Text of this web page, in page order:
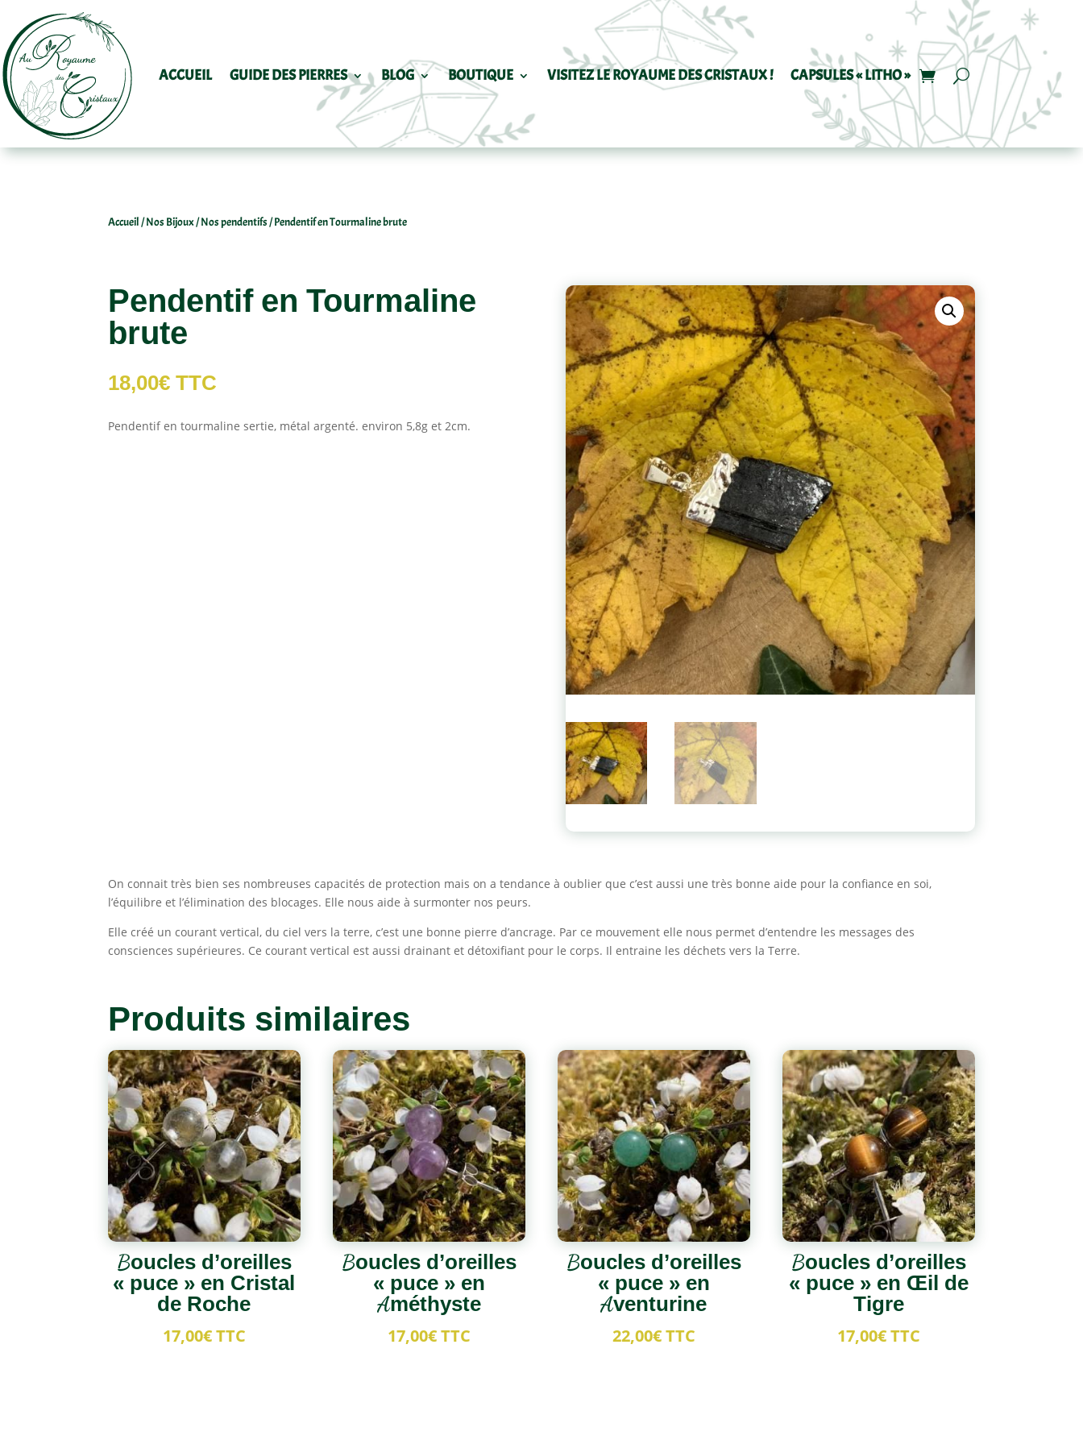
ACCUEIL GUIDE DES PIERRES BLOG BOUTIQUE VISITEZ LE ROYAUME DES CRISTAUX ! CAPSULES « LITHO »
Accueil/Nos Bijoux/Nos pendentifs/ Pendentif en Tourmaline brute
Pendentif en Tourmaline
brute
18,00€ TTC
Pendentif en tourmaline sertie, métal argenté. environ 5,8g et 2cm.
On connait très bien ses nombreuses capacités de protection mais on a tendance à oublier que c’est aussi une très bonne aide pour la confiance en soi,
l’équilibre et l’élimination des blocages. Elle nous aide à surmonter nos peurs.
Elle créé un courant vertical, du ciel vers la terre, c’est une bonne pierre d’ancrage. Par ce mouvement elle nous permet d’entendre les messages des
consciences supérieures. Ce courant vertical est aussi drainant et détoxifiant pour le corps. Il entraine les déchets vers la Terre.
Produits similaires
Boucles d’oreilles
« puce » en Cristal
de Roche
17,00€TTC
Boucles d’oreilles
« puce » en
Améthyste
17,00€TTC
Boucles d’oreilles
« puce » en
Aventurine
22,00€TTC
Boucles d’oreilles
« puce » en Œil de
Tigre
17,00€TTC